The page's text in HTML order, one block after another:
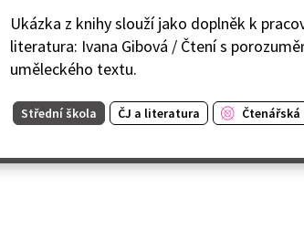
Ukázka z knihy slouží jako doplněk k
literatura: Ivana Gibová / Čtení s
uměleckého textu.
Střední škola ČJ a literatura